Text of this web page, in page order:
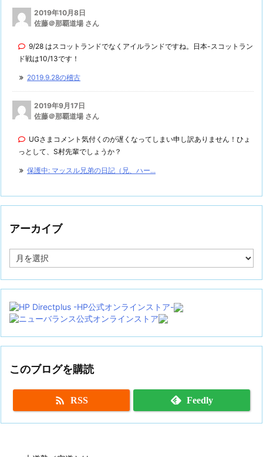
2019年10月8日
佐藤＠那覇道場 さん
9/28 はスコットランドでなくアイルランドですね。日本-スコットラン
ド戦は10/13です！
2019.9.28の稽古
2019年9月17日
佐藤＠那覇道場 さん
UGさまコメント気付くのが遅くなってしまい申し訳ありません！ひょ
っとして、S村先輩でしょうか？
保護中: マッスル兄弟の日記（兄、ハー...
アーカイブ
ー
イ
このブログを購読
 RSS Feedly